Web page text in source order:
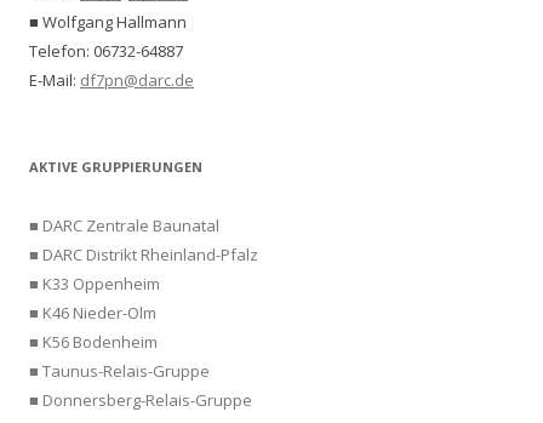
■ Wolfgang Hallmann
Telefon: 06732-64887
E-Mail: df7pn@darc.de
AKTIVE GRUPPIERUNGEN
■ DARC Zentrale Baunatal
■ DARC Distrikt Rheinland-Pfalz
■ K33 Oppenheim
■ K46 Nieder-Olm
■ K56 Bodenheim
■ Taunus-Relais-Gruppe
■ Donnersberg-Relais-Gruppe